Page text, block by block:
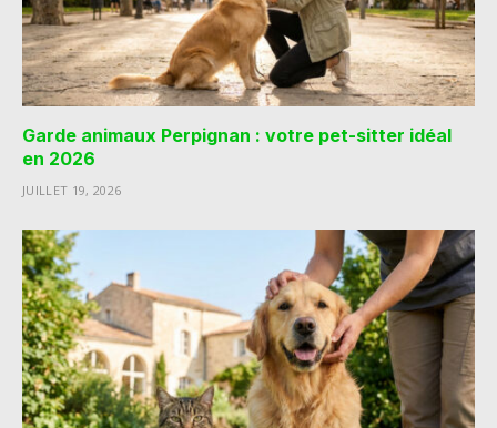
Garde animaux Perpignan : votre pet-sitter idéal
en 2026
JUILLET 19, 2026